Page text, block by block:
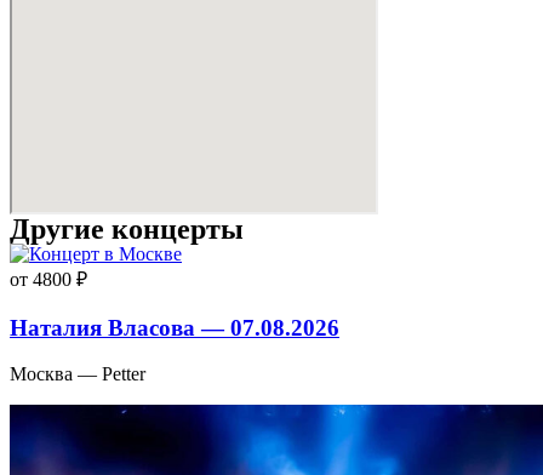
Другие концерты
от 4800 ₽
Наталия Власова — 07.08.2026
Москва — Petter